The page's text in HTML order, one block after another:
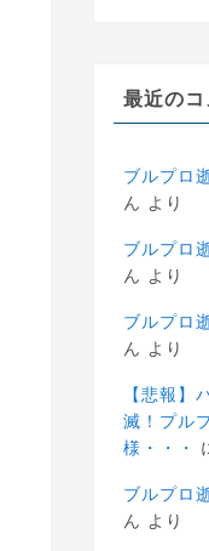
最近のコ
ブルプロ
ん より
ブルプロ
ん より
ブルプロ
ん より
【悲報】
滅！プル
様・・・
ブルプロ
ん より